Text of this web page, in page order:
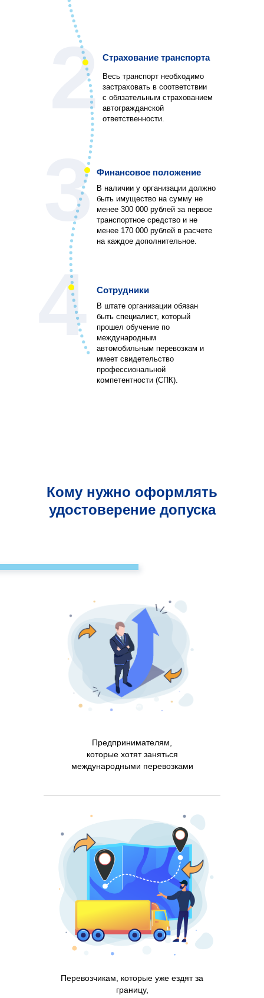
Страхование транспорта
Весь транспорт необходимо
застраховать в соответствии
с обязательным страхованием
автогражданской
ответственности.
Финансовое положение
В наличии у организации должно
быть имущество на сумму не
менее 300 000 рублей за первое
транспортное средство и не
менее 170 000 рублей в расчете
на каждое дополнительное.
Сотрудники
В штате организации обязан
быть специалист, который
прошел обучение по
международным
автомобильным перевозкам и
имеет свидетельство
профессиональной
компетентности (СПК).
2
3
4
Предпринимателям,
которые хотят заняться
международными перевозками
Перевозчикам, которые уже ездят за
границу,
Кому нужно оформлять
удостоверение допуска